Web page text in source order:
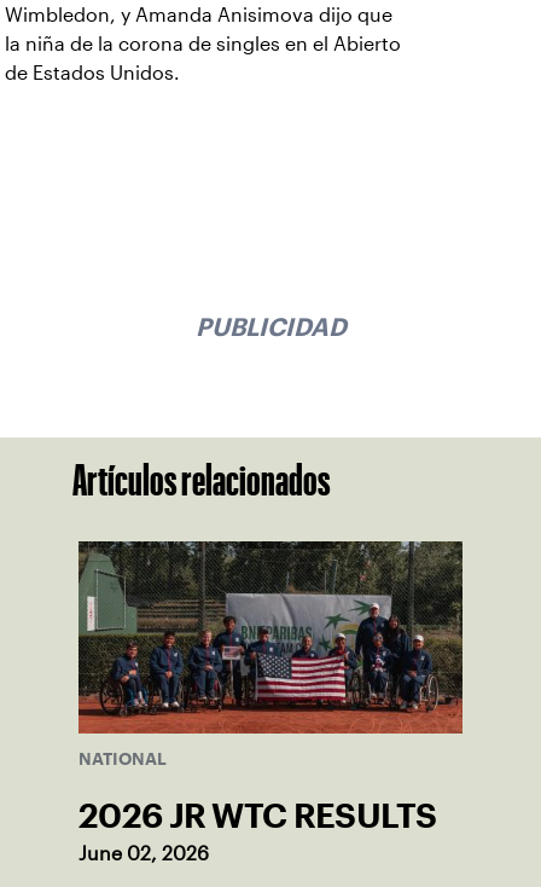
Wimbledon, y Amanda Anisimova dijo que
la niña de la corona de singles en el Abierto
de Estados Unidos.
PUBLICIDAD
Artículos relacionados
NATIONAL
2026 JR WTC RESULTS
June 02, 2026